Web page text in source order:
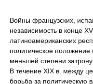
Войны французских,
независимость в конце
латиноамериканских
политическое положение
меньшей степени
В течение XIX в. между
борьба за политическую